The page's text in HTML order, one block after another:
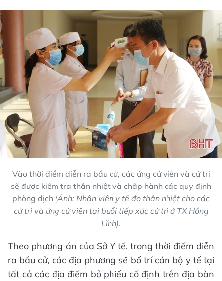
Vào thời điểm diễn ra bầu cử, các ứng cử viên và cử tri
sẽ được kiểm tra thân nhiệt và chấp hành các quy định
phòng dịch (Ảnh: Nhân viên y tế đo thân nhiệt cho các
cử tri và ứng cử viên tại buổi tiếp xúc cử tri ở TX Hồng
Lĩnh).
Theo phương án của Sở Y tế, trong thời điểm diễn
ra bầu cử, các địa phương sẽ bố trí cán bộ y tế tại
tất cả các địa điểm bỏ phiếu cố định trên địa bàn